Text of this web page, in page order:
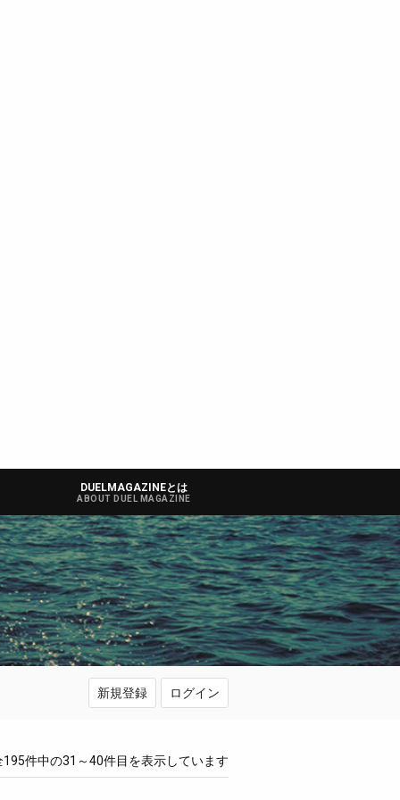
DUELMAGAZINEとは
ABOUT DUEL MAGAZINE
新規登録 ログイン
195件中の31～40件目を表示しています